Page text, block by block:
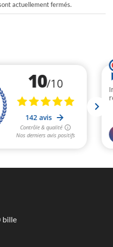
actuellement fermés.
bille